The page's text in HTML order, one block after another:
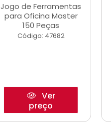
Jogo de Ferramentas
para Oficina Master
150 Peças
Código: 47682
Ver
preço